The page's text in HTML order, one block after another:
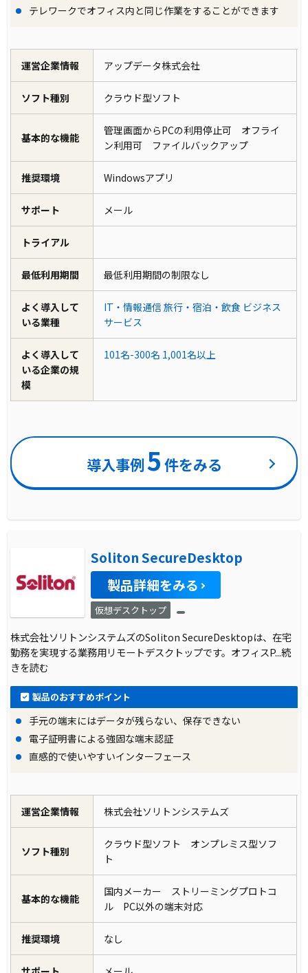
テレワークでオフィス内と同じ作業をすることができます
運営企業情報 アップデータ株式会社
ソフト種別 クラウド型ソフト
基本的な機能
管理画面からPCの利用停止可 オフライ
ン利用可 ファイルバックアップ
推奨環境 Windowsアプリ
サポート メール
トライアル
最低利用期間 最低利用期間の制限なし
よく導入して
いる業種
IT・情報通信 旅行・宿泊・飲食 ビジネス
サービス
よく導入して
いる企業の規
模
101名-300名 1,001名以上
導入事例5 件をみる
Soliton SecureDesktop
製品詳細をみる
仮想デスクトップ
株式会社ソリトンシステムズのSoliton SecureDesktopは、在宅
勤務を実現する業務用リモートデスクトップです。オフィスP...続
きを読む
製品のおすすめポイント
手元の端末にはデータが残らない、保存できない
電子証明書による強固な端末認証
直感的で使いやすいインターフェース
運営企業情報 株式会社ソリトンシステムズ
ソフト種別
クラウド型ソフト オンプレミス型ソフ
ト
基本的な機能
国内メーカー ストリーミングプロトコ
ル PC以外の端末対応
推奨環境 なし